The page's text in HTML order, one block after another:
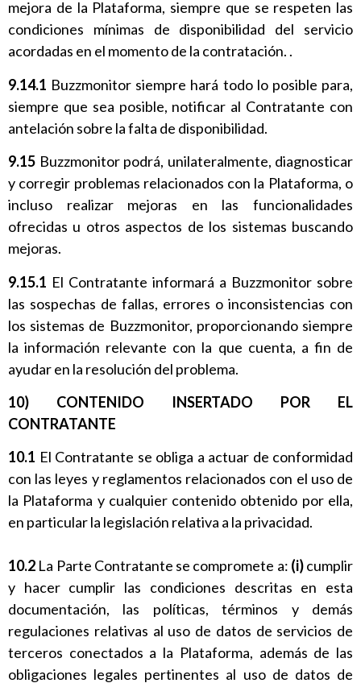
mejora de la Plataforma, siempre que se respeten las
condiciones mínimas de disponibilidad del servicio
acordadas en el momento de la contratación. .
9.14.1 Buzzmonitor siempre hará todo lo posible para,
siempre que sea posible, notificar al Contratante con
antelación sobre la falta de disponibilidad.
9.15 Buzzmonitor podrá, unilateralmente, diagnosticar
y corregir problemas relacionados con la Plataforma, o
incluso realizar mejoras en las funcionalidades
ofrecidas u otros aspectos de los sistemas buscando
mejoras.
9.15.1 El Contratante informará a Buzzmonitor sobre
las sospechas de fallas, errores o inconsistencias con
los sistemas de Buzzmonitor, proporcionando siempre
la información relevante con la que cuenta, a fin de
ayudar en la resolución del problema.
10) CONTENIDO INSERTADO POR EL
CONTRATANTE
10.1 El Contratante se obliga a actuar de conformidad
con las leyes y reglamentos relacionados con el uso de
la Plataforma y cualquier contenido obtenido por ella,
en particular la legislación relativa a la privacidad.
10.2 La Parte Contratante se compromete a: (i)cumplir
y hacer cumplir las condiciones descritas en esta
documentación, las políticas, términos y demás
regulaciones relativas al uso de datos de servicios de
terceros conectados a la Plataforma, además de las
obligaciones legales pertinentes al uso de datos de